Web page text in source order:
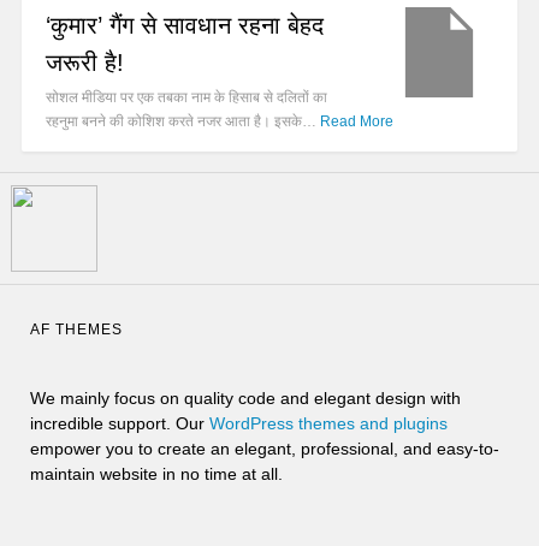
‘कुमार’ गैंग से सावधान रहना बेहद
जरूरी है!
सोशल मीडिया पर एक तबका नाम के हिसाब से दलितों का
रहनुमा बनने की कोशिश करते नजर आता है। इसके… Read More
AF THEMES
We mainly focus on quality code and elegant design with
incredible support. Our WordPress themes and plugins
empower you to create an elegant, professional, and easy-to-
maintain website in no time at all.